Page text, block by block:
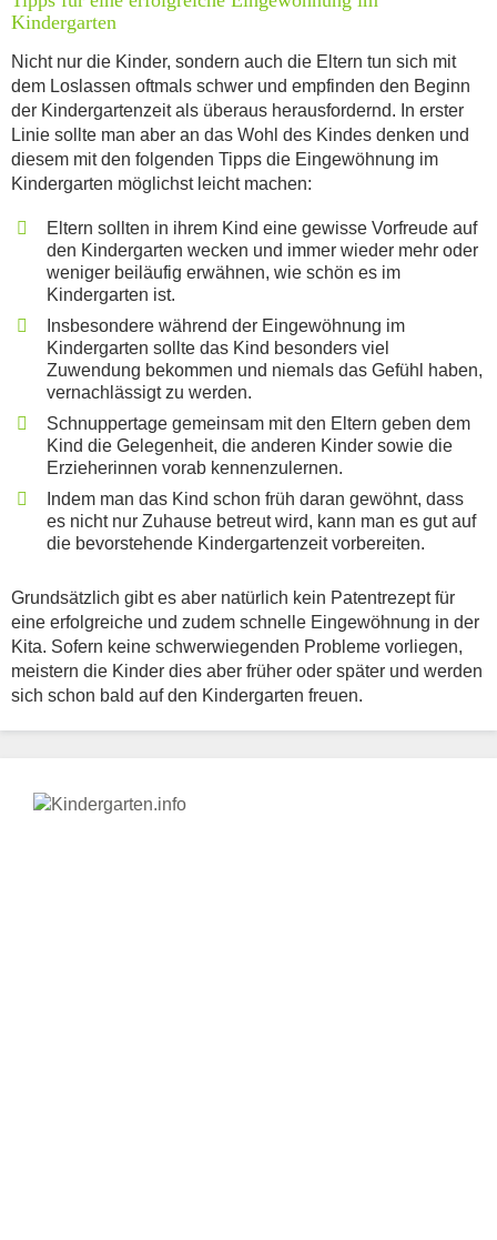
Kindergarten
Nicht nur die Kinder, sondern auch die Eltern tun sich mit
dem Loslassen oftmals schwer und empfinden den Beginn
der Kindergartenzeit als überaus herausfordernd. In erster
Linie sollte man aber an das Wohl des Kindes denken und
diesem mit den folgenden Tipps die Eingewöhnung im
Kindergarten möglichst leicht machen:
Eltern sollten in ihrem Kind eine gewisse Vorfreude auf
den Kindergarten wecken und immer wieder mehr oder
weniger beiläufig erwähnen, wie schön es im
Kindergarten ist.
Insbesondere während der Eingewöhnung im
Kindergarten sollte das Kind besonders viel
Zuwendung bekommen und niemals das Gefühl haben,
vernachlässigt zu werden.
Schnuppertage gemeinsam mit den Eltern geben dem
Kind die Gelegenheit, die anderen Kinder sowie die
Erzieherinnen vorab kennenzulernen.
Indem man das Kind schon früh daran gewöhnt, dass
es nicht nur Zuhause betreut wird, kann man es gut auf
die bevorstehende Kindergartenzeit vorbereiten.
Grundsätzlich gibt es aber natürlich kein Patentrezept für
eine erfolgreiche und zudem schnelle Eingewöhnung in der
Kita. Sofern keine schwerwiegenden Probleme vorliegen,
meistern die Kinder dies aber früher oder später und werden
sich schon bald auf den Kindergarten freuen.